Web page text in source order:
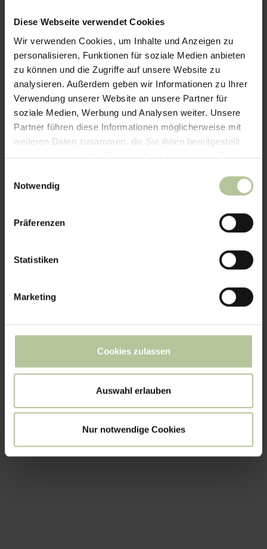
Diese Webseite verwendet Cookies
Wir verwenden Cookies, um Inhalte und Anzeigen zu
personalisieren, Funktionen für soziale Medien anbieten
zu können und die Zugriffe auf unsere Website zu
analysieren. Außerdem geben wir Informationen zu Ihrer
Verwendung unserer Website an unsere Partner für
soziale Medien, Werbung und Analysen weiter. Unsere
Partner führen diese Informationen möglicherweise mit
weiteren Daten zusammen, die Sie ihnen bereitgestellt
haben oder die sie im Rahmen Ihrer Nutzung der Dienste
Notwendig
Präferenzen
Statistiken
Marketing
Cookies zulassen
Auswahl erlauben
Nur notwendige Cookies
Proteinen, Lipiden und weiteren
Diese einzigartige Wirkungsweise
wurde in zahlreichen
wissenschaftlichen Studien
nachgewiesen. Aloe Vera Saft ist
die ideale Ergänzung zu einer
ausgewogenen Ernährung und
fördert die Darmgesundheit der
Tiere.